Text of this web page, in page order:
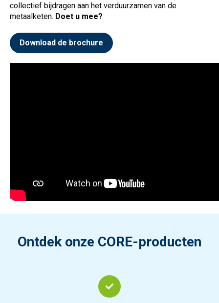
collectief bijdragen aan het verduurzamen van de
metaalketen. Doet u mee?
Download de brochure
Ontdek onze CORE-producten